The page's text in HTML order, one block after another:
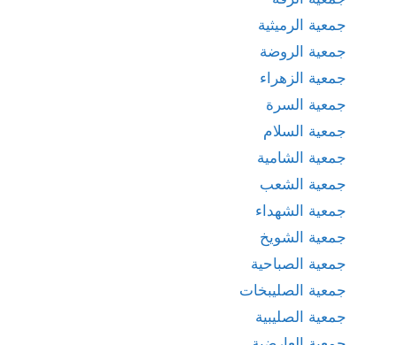
جمعية الرميثية
جمعية الروضة
جمعية الزهراء
جمعية السرة
جمعية السلام
جمعية الشامية
جمعية الشعب
جمعية الشهداء
جمعية الشويخ
جمعية الصباحية
جمعية الصليبخات
جمعية الصليبية